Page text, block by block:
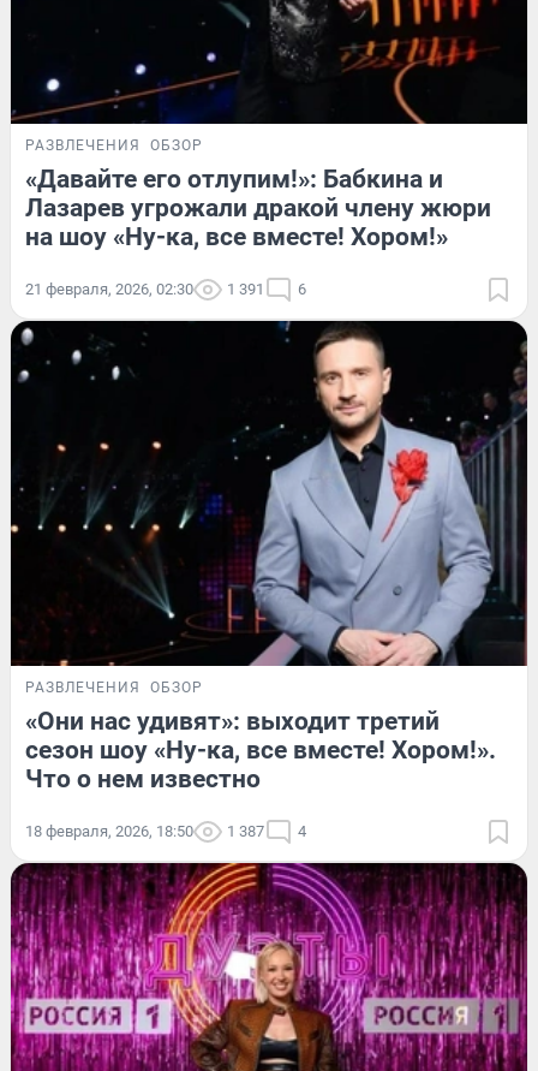
РАЗВЛЕЧЕНИЯ ОБЗОР
«Давайте его отлупим!»: Бабкина и
Лазарев угрожали дракой члену жюри
на шоу «Ну-ка, все вместе! Хором!»
21 февраля, 2026, 02:30 1 391 6
РАЗВЛЕЧЕНИЯ ОБЗОР
«Они нас удивят»: выходит третий
сезон шоу «Ну-ка, все вместе! Хором!».
Что о нем известно
18 февраля, 2026, 18:50 1 387 4